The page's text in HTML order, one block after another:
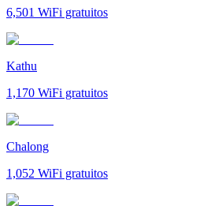
6,501 WiFi gratuitos
Kathu
1,170 WiFi gratuitos
Chalong
1,052 WiFi gratuitos